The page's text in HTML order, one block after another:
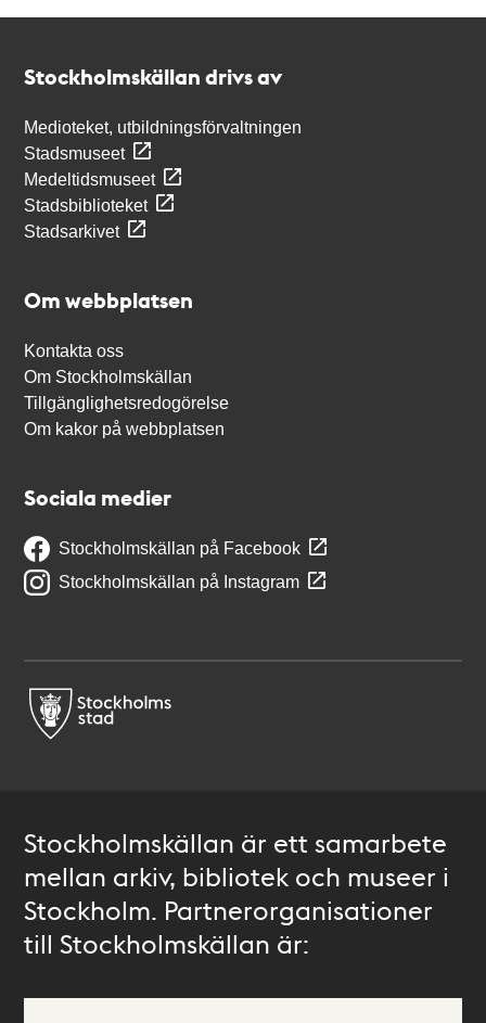
Stockholmskällan drivs av
Medioteket, utbildningsförvaltningen
Stadsmuseet
Medeltidsmuseet
Stadsbiblioteket
Stadsarkivet
Om webbplatsen
Kontakta oss
Om Stockholmskällan
Tillgänglighetsredogörelse
Om kakor på webbplatsen
Sociala medier
Stockholmskällan på Facebook
Stockholmskällan på Instagram
Stockholmskällan är ett samarbete
mellan arkiv, bibliotek och museer i
Stockholm. Partnerorganisationer
till Stockholmskällan är: